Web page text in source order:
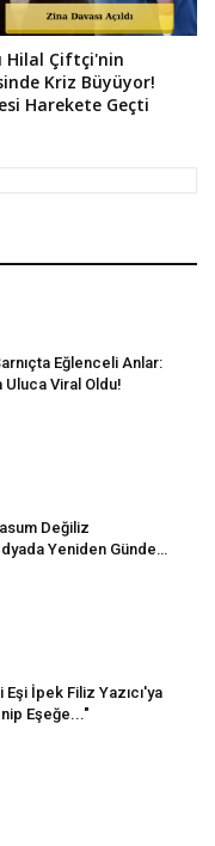
Hilal Çiftçi'nin
Kriz Büyüyor!
Harekete Geçti
Eğlenceli Anlar:
Uluca Viral Oldu!
Değiliz
Yeniden Gündem
İpek Filiz Yazıcı'ya
Eşeğe..."